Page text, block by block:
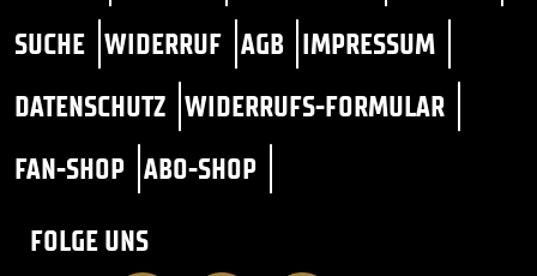
SUCHE WIDERRUF AGB IMPRESSUM
DATENSCHUTZ WIDERRUFS-FORMULAR
FAN-SHOP ABO-SHOP
FOLGE UNS